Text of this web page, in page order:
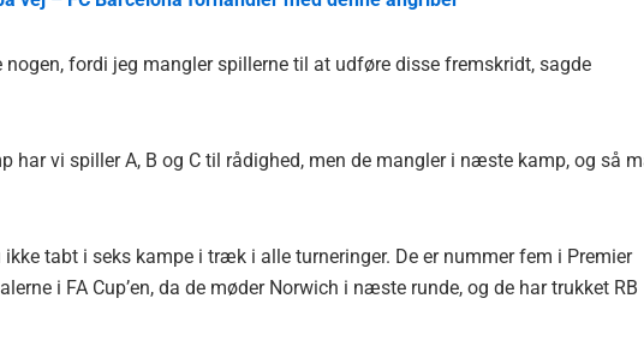
fordi jeg mangler spillerne til at udføre disse fremskridt, sagde
har vi spiller A, B og C til rådighed, men de mangler i næste kamp, og så
tabt i seks kampe i træk i alle turneringer. De er nummer fem i Premier
i FA Cup’en, da de møder Norwich i næste runde, og de har trukket RB